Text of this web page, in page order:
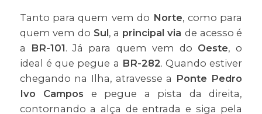
Tanto para quem vem do Norte, como para
quem vem do Sul, a principal viade acesso é
a
BR-101. Já para quem vem do Oeste, o
ideal é que pegue a BR-282. Quando estiver
chegando na Ilha, atravesse a Ponte Pedro
Ivo Campos e pegue a pista da direita,
contornando a alça de entrada e siga pela